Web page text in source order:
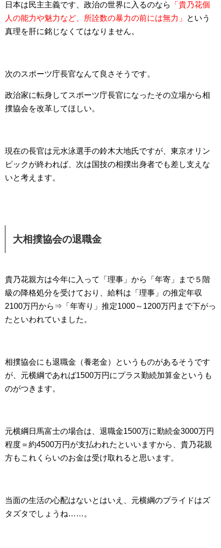
日本は民主主義です、政治の世界に入るのなら
「貴乃花個
人の能力や魅力など、所詮数の暴力の前には無力」
という
真理を肝に銘じなくてはなりません。
次のスポーツ庁長官なんて良さそうです。
政治家に転身してスポーツ庁長官になったその立場から相
撲協会を改革してほしい。
現在の長官は元水泳選手の鈴木大地氏ですが、東京オリン
ピックが終われば、次は国技の相撲出身者でも差し支えな
いと考えます。
大相撲協会の退職金
貴乃花親方は今年に入って「理事」から「年寄」まで５階
級の降格処分を受けており、給料は「理事」の推定年収
2100万円から⇒「年寄り」推定1000～1200万円まで下がっ
たといわれていました。
相撲協会にも退職金（養老金）というものがあるそうです
が、元横綱であれば1500万円にプラス勤続加算金というも
のがつきます。
元横綱日馬富士の場合は、退職金1500万に勤続金3000万円
程度＝約4500万円が支払われたといいますから、貴乃花親
方もこれくらいのお金は受け取れると思います。
当面の生活の心配はないとはいえ、元横綱のプライドはズ
タズタでしょうね……。